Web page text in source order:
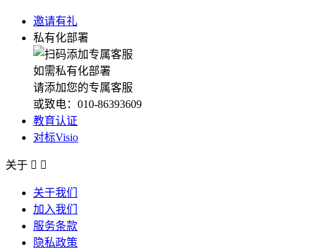
邀请有礼
私有化部署
如需私有化部署
请添加您的专属客服
或致电：010-86393609
教育认证
对标Visio
关于  
关于我们
加入我们
服务条款
隐私政策